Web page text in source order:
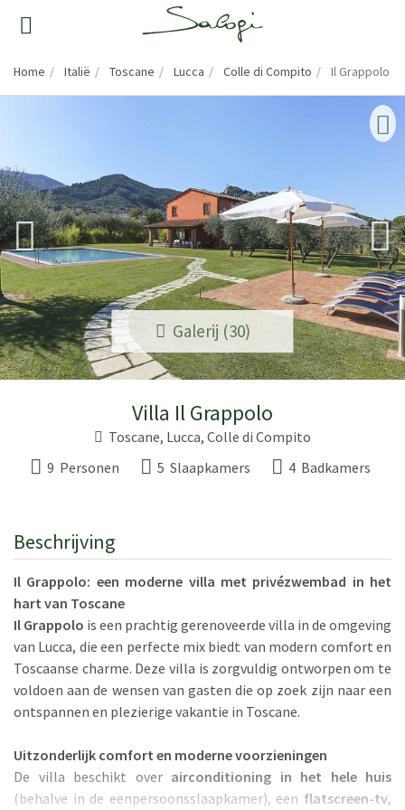
Home Italië Toscane Lucca Colle di Compito Il Grappolo
Galerij (30)
Villa Il Grappolo
Toscane, Lucca, Colle di Compito
9 Personen
5 Slaapkamers 4 Badkamers
Beschrijving
Il Grappolo: een moderne villa met privézwembad in het
hart van Toscane
Il Grappolo is een prachtig gerenoveerde villa in de omgeving
van Lucca, die een perfecte mix biedt van modern comfort en
Toscaanse charme. Deze villa is zorgvuldig ontworpen om te
voldoen aan de wensen van gasten die op zoek zijn naar een
ontspannen en plezierige vakantie in Toscane.
Uitzonderlijk comfort en moderne voorzieningen
De villa beschikt over airconditioning in het hele huis
(behalve in de eenpersoonsslaapkamer), een flatscreen-tv,